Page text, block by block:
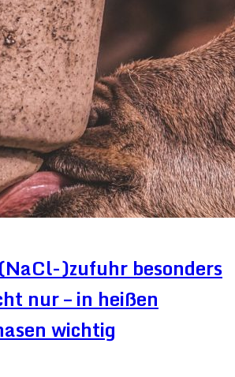
)zufuhr besonders
nur – in heißen
wichtig